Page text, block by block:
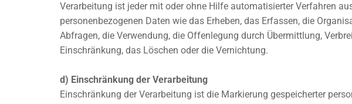
Verarbeitung ist jeder mit oder ohne Hilfe automatisierter Verfahren
personenbezogenen Daten wie das Erheben, das Erfassen, die
Abfragen, die Verwendung, die Offenlegung durch Übermittlung,
Einschränkung, das Löschen oder die Vernichtung.
d) Einschränkung der Verarbeitung
Einschränkung der Verarbeitung ist die Markierung gespeicherter